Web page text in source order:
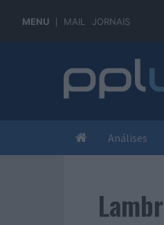
MENU MAIL JORNAIS
Análises